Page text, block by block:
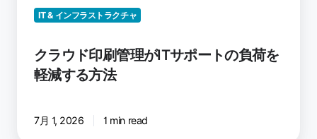
IT & インフラストラクチャ
クラウド印刷管理がITサポートの負荷を
軽減する方法
7月 1, 2026 1 min read